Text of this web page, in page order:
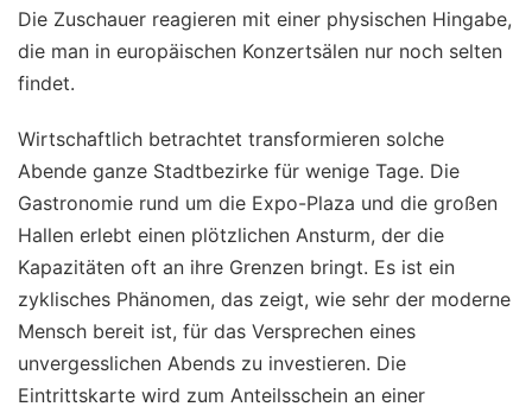
Die Zuschauer reagieren mit einer physischen Hingabe,
die man in europäischen Konzertsälen nur noch selten
findet.
Wirtschaftlich betrachtet transformieren solche
Abende ganze Stadtbezirke für wenige Tage. Die
Gastronomie rund um die Expo-Plaza und die großen
Hallen erlebt einen plötzlichen Ansturm, der die
Kapazitäten oft an ihre Grenzen bringt. Es ist ein
zyklisches Phänomen, das zeigt, wie sehr der moderne
Mensch bereit ist, für das Versprechen eines
unvergesslichen Abends zu investieren. Die
Eintrittskarte wird zum Anteilsschein an einer